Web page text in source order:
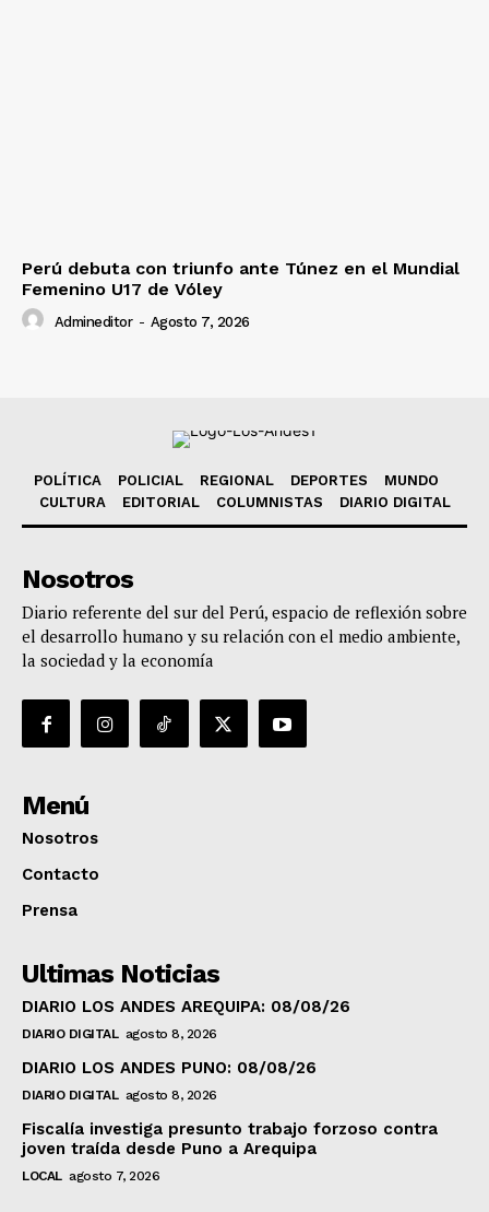
Perú debuta con triunfo ante Túnez en el Mundial
Femenino U17 de Vóley
Admineditor - Agosto 7, 2026
POLÍTICA POLICIAL REGIONAL DEPORTES
MUNDO
CULTURA
EDITORIAL COLUMNISTAS DIARIO DIGITAL
Nosotros
Diario referente del sur del Perú, espacio de reflexión sobre
el desarrollo humano y su relación con el medio ambiente,
la sociedad y la economía
Menú
Nosotros
Contacto
Prensa
Ultimas Noticias
DIARIO LOS ANDES AREQUIPA: 08/08/26
DIARIO DIGITAL agosto 8, 2026
DIARIO LOS ANDES PUNO: 08/08/26
DIARIO DIGITAL agosto 8, 2026
Fiscalía investiga presunto trabajo forzoso contra
joven traída desde Puno a Arequipa
LOCAL agosto 7, 2026